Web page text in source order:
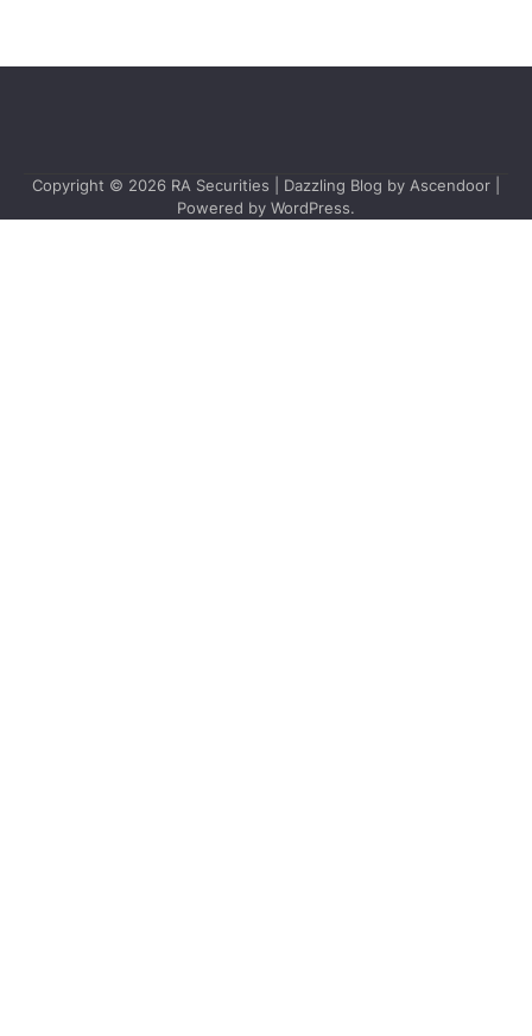
Copyright © 2026 RA Securities | Dazzling Blog by Ascendoor
Powered by WordPress.